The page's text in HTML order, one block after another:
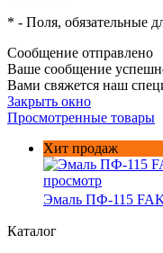
* - Поля, обязательные
Сообщение отправлено
Ваше сообщение
Вами свяжется наш
Закрыть окно
Просмотренные товары
Хит продаж
просмотр
Эмаль ПФ-115
Каталог